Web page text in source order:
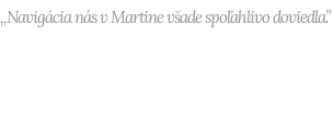
,,Navigácia nás v Martine všade spoľahlivo doviedla.”